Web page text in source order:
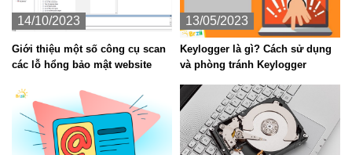
14/10/2023
Giới thiệu một số công cụ scan
các lỗ hổng bảo mật website
13/05/2023
Keylogger là gì? Cách sử dụng
và phòng tránh Keylogger